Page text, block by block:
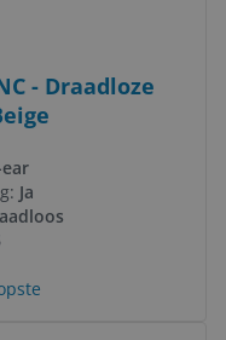
- Draadloze
Ja